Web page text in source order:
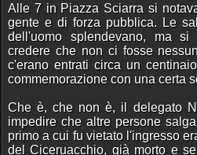
Alle 7 in Piazza Sciarra si
gente e di forza pubblica. Le
dell'uomo splendevano, ma
credere che non ci fosse
c'erano entrati circa un
commemorazione con una certa
Che è, che non è, il delegato
impedire che altre persone
primo a cui fu vietato l'ingresso
del Ciceruacchio, già morto e